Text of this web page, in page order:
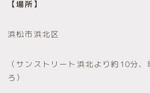
【場所】
浜松市浜北区
（サンストリート浜北より約10分
ろ）